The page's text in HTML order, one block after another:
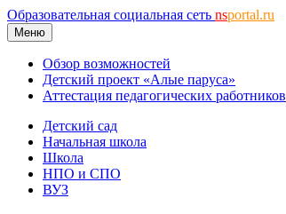
Образовательная социальная сеть nsportal.ru
Меню
Обзор возможностей
Детский проект «Алые паруса»
Аттестация педагогических работников
Детский сад
Начальная школа
Школа
НПО и СПО
ВУЗ